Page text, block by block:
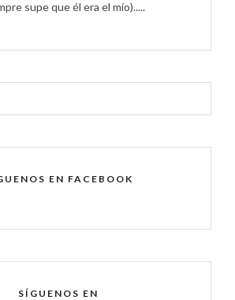
supe que él era el mío).....
EN FACEBOOK
SÍGUENOS EN